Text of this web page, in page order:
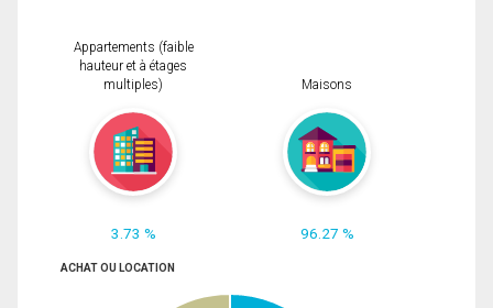
Appartements (faible
hauteur et à étages
multiples)
3.73 %
Maisons
96.27 %
ACHAT OU LOCATION